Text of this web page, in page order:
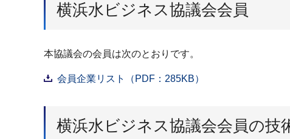
横浜水ビジネス協議会会員
本協議会の会員は次のとおりです。
会員企業リスト（PDF：285KB）
横浜水ビジネス協議会会員の技